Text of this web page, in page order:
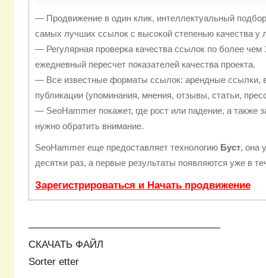
— Продвижение в один клик, интеллектуальный подбор
самых лучших ссылок с высокой степенью качества у
— Регулярная проверка качества ссылок по более чем
ежедневный пересчет показателей качества проекта.
— Все известные форматы ссылок: арендные ссылки,
публикации (упоминания, мнения, отзывы, статьи,
— SeoHammer покажет, где рост или падение, а также
нужно обратить внимание.
SeoHammer еще предоставляет технологию Буст, она
десятки раз, а первые результаты появляются уже в
Зарегистрироваться и Начать продвижение
———————————————————
СКАЧАТЬ ФАЙЛ
Sorter etter